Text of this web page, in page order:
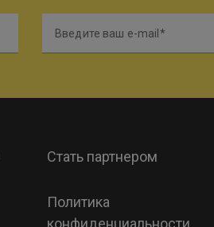
Введите ваш e-mail
Стать партнером
Политика
конфиденциальности